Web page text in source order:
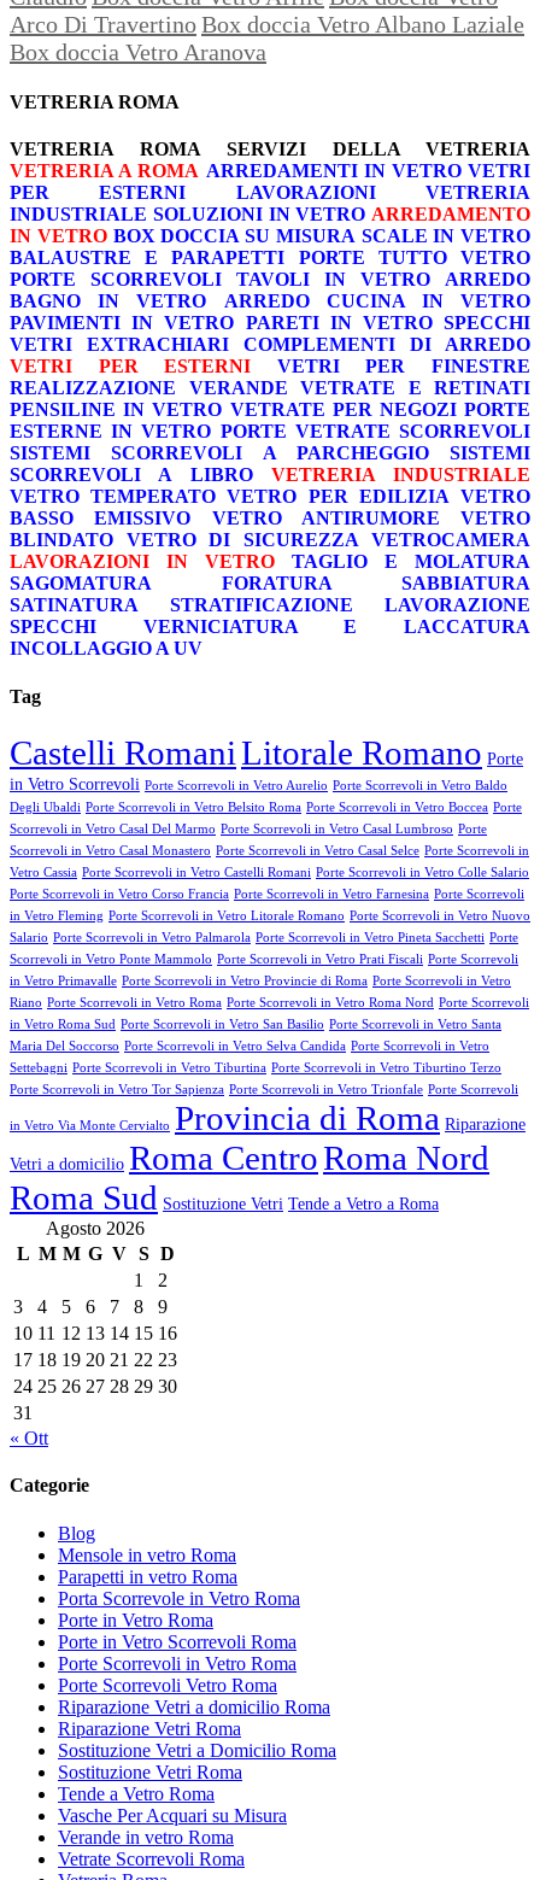
Arco Di TravertinoBox doccia Vetro Albano Laziale
Box doccia Vetro Aranova
VETRERIA ROMA
VETRERIA ROMA
SERVIZI DELLA VETRERIA
VETRERIA A ROMA ARREDAMENTI IN VETRO VETRI
PER ESTERNI
LAVORAZIONI
VETRERIA
INDUSTRIALE SOLUZIONI IN VETRO ARREDAMENTO
IN VETRO BOX DOCCIA SU MISURA SCALE IN VETRO
BALAUSTRE E PARAPETTI
PORTE TUTTO VETRO
PORTE SCORREVOLI
TAVOLI IN VETRO
ARREDO
BAGNO IN VETRO
ARREDO CUCINA IN VETRO
PAVIMENTI IN VETRO PARETI IN VETRO SPECCHI
VETRI EXTRACHIARI
COMPLEMENTI DI ARREDO
VETRI PER ESTERNI
VETRI PER FINESTRE
REALIZZAZIONE VERANDE
VETRATE E RETINATI
PENSILINE IN VETRO VETRATE PER NEGOZI PORTE
ESTERNE IN VETRO PORTE VETRATE SCORREVOLI
SISTEMI SCORREVOLI A PARCHEGGIO
SISTEMI
SCORREVOLI A LIBRO
VETRERIA INDUSTRIALE
VETRO TEMPERATO VETRO PER EDILIZIA VETRO
BASSO EMISSIVO
VETRO ANTIRUMORE
VETRO
BLINDATO
VETRO DI SICUREZZA
VETROCAMERA
LAVORAZIONI IN VETRO
TAGLIO E MOLATURA
SAGOMATURA
FORATURA
SABBIATURA
SATINATURA
STRATIFICAZIONE
LAVORAZIONE
SPECCHI
VERNICIATURA E LACCATURA
INCOLLAGGIO A UV
Tag
Castelli RomaniLitorale Romano Porte
in Vetro Scorrevoli Porte Scorrevoli in Vetro Aurelio Porte Scorrevoli in Vetro Baldo
Degli Ubaldi Porte Scorrevoli in Vetro Belsito Roma Porte Scorrevoli in Vetro Boccea Porte
Scorrevoli in Vetro Casal Del Marmo Porte Scorrevoli in Vetro Casal Lumbroso Porte
Scorrevoli in Vetro Casal Monastero Porte Scorrevoli in Vetro Casal Selce Porte Scorrevoli in
Vetro Cassia Porte Scorrevoli in Vetro Castelli Romani Porte Scorrevoli in Vetro Colle Salario
Porte Scorrevoli in Vetro Corso Francia Porte Scorrevoli in Vetro Farnesina Porte Scorrevoli
in Vetro Fleming Porte Scorrevoli in Vetro Litorale Romano Porte Scorrevoli in Vetro Nuovo
Salario Porte Scorrevoli in Vetro Palmarola Porte Scorrevoli in Vetro Pineta Sacchetti Porte
Scorrevoli in Vetro Ponte Mammolo Porte Scorrevoli in Vetro Prati Fiscali Porte Scorrevoli
in Vetro Primavalle Porte Scorrevoli in Vetro Provincie di Roma Porte Scorrevoli in Vetro
Riano Porte Scorrevoli in Vetro Roma Porte Scorrevoli in Vetro Roma Nord Porte Scorrevoli
in Vetro Roma Sud Porte Scorrevoli in Vetro San Basilio Porte Scorrevoli in Vetro Santa
Maria Del Soccorso Porte Scorrevoli in Vetro Selva Candida Porte Scorrevoli in Vetro
Settebagni Porte Scorrevoli in Vetro Tiburtina Porte Scorrevoli in Vetro Tiburtino Terzo
Porte Scorrevoli in Vetro Tor Sapienza Porte Scorrevoli in Vetro Trionfale Porte Scorrevoli
in Vetro Via Monte Cervialto Provincia di Roma Riparazione
Vetri a domicilio Roma CentroRoma Nord
Roma Sud Sostituzione Vetri Tende a Vetro a Roma
Agosto 2026
L M M G V S D
1
2
3
4 5 6 7 8
9
10 11 12 13 14 15 16
17 18 19 20 21 22 23
24 25 26 27 28 29 30
31
« Ott
Categorie
Blog
Mensole in vetro Roma
Parapetti in vetro Roma
Porta Scorrevole in Vetro Roma
Porte in Vetro Roma
Porte in Vetro Scorrevoli Roma
Porte Scorrevoli in Vetro Roma
Porte Scorrevoli Vetro Roma
Riparazione Vetri a domicilio Roma
Riparazione Vetri Roma
Sostituzione Vetri a Domicilio Roma
Sostituzione Vetri Roma
Tende a Vetro Roma
Vasche Per Acquari su Misura
Verande in vetro Roma
Vetrate Scorrevoli Roma